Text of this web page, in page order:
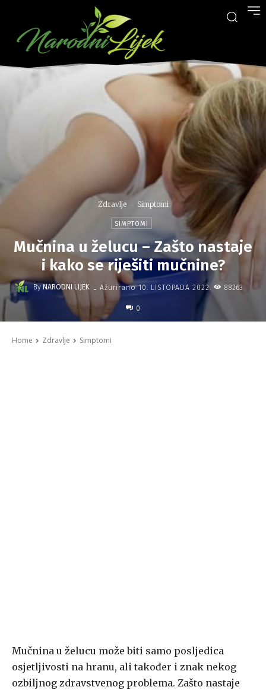
Zdravlje Simptomi
SIMPTOMI
Mučnina u želucu – Zašto nastaje
i kako se riješiti mučnine?
By NARODNI LIJEK - Ažurirano 10. LISTOPADA 2022. 88263
0
Home Zdravlje Simptomi
Mučnina u želucu može biti samo posljedica
osjetljivosti na hranu, ali također i znak nekog
ozbiljnog zdravstvenog problema. Zašto nastaje